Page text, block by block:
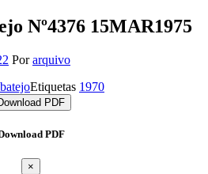
Nº4376 15MAR1975
Porarquivo
Etiquetas 1970
PDF
PDF
×